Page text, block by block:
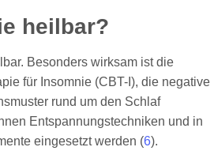
heilbar?
Besonders wirksam ist die
für Insomnie (CBT-I), die negative
rund um den Schlaf
Entspannungstechniken und in
eingesetzt werden (6).